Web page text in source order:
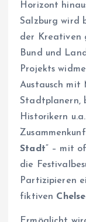
Horizont
Salzburg wird
der Kreativen
Bund und
Projekts
Austausch mit
Stadtplanern,
Historikern
Stadt“ – mit
die
Partizipieren
fiktiven